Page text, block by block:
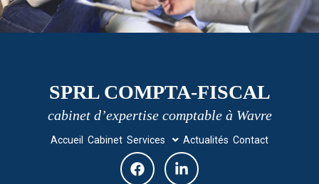
SPRL COMPTA-FISCAL
cabinet d’expertise comptable à Wavre
Accueil Cabinet Services Actualités Contact